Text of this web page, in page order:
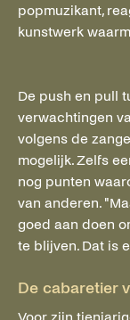
popmuzikant,
kunstwerk
De push en pull
verwachtingen
volgens de
mogelijk. Zelfs
nog punten
van anderen.
goed aan doen
te blijven. Dat is
De cabaretier
Voor zijn